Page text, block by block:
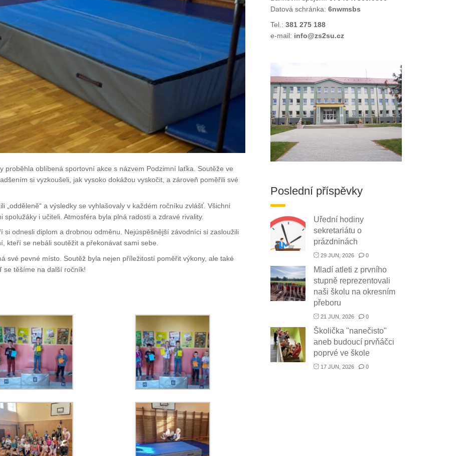
proběhla oblíbená sportovní akce s názvem Podzimní laťka. Soutěže ve
si vyzkoušeli, jak vysoko dokážou vyskočit, a zároveň poměřili své
„odděleně“ a výsledky se vyhlašovaly v každém ročníku zvlášť. Všichni
i učiteli. Atmosféra byla plná radosti a zdravé rivality.
odnesli diplom a drobnou odměnu. Nejúspěšnější závodníci si zasloužili
kteří se nebáli soutěžit a překonávat sami sebe.
své pevné místo. Soutěž byla nejen příležitostí poměřit výkony, ale také
se těšíme na další ročník!
Datová schránka: 6nwmsbs
Tel.: 381 275 188
e-mail: info@zs2su.cz
Poslední příspěvky
Uřední hodiny
sekretariátu o
prázdninách
29 JUN, 2026 0
Mladí atleti z prvního
stupně reprezentovali
naši školu na okresním
přeboru
21 JUN, 2026 0
Školička "nanečisto"
aneb budoucí prvňáčci
poprvé ve škole
17 JUN, 2026 0